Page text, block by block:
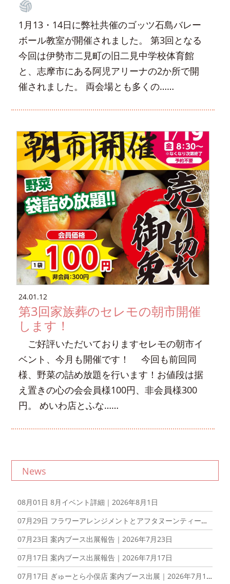
1月13・14日に弊社共催のゴッツ石島バレー
ボール教室が開催されました。 第3回となる
今回は伊勢市二見町の旧二見中学校体育館
と、志摩市にある阿児アリーナの2か所で開
催されました。 両会場とも多くの……
24.01.12
第3回家族葬のセレモの朝市開催
します！
ご好評いただいておりますセレモの朝市イ
ベント、今月も開催です！ 今回も前回同
様、野菜の詰め放題を行います！お値段は据
え置きの心の会会員様100円、非会員様300
円。 めいわ店とふな……
News
08月01日 8月イベント詳細｜2026年8月1日
07月29日 フラワーアレンジメントとアフタヌーンティーを楽しむ会を開催しました！｜2026年7月29日
07月23日 案内ブース出展報告｜2026年7月23日
07月17日 案内ブース出展報告｜2026年7月17日
07月17日 ぎゅーとら小俣店 案内ブース出展｜2026年7月17日